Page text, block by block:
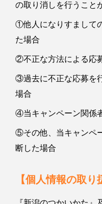
の取り消しを行うこと
①他人になりすまして
た場合
②不正な方法による応
③過去に不正な応募を
場合
④当キャンペーン関係
⑤その他、当キャンペ
断した場合
【個人情報の取り